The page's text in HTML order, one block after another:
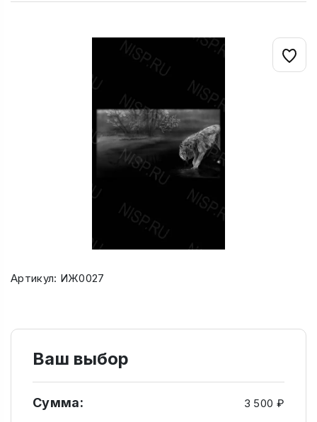
Артикул: ИЖ0027
Ваш выбор
Сумма: 3 500 ₽